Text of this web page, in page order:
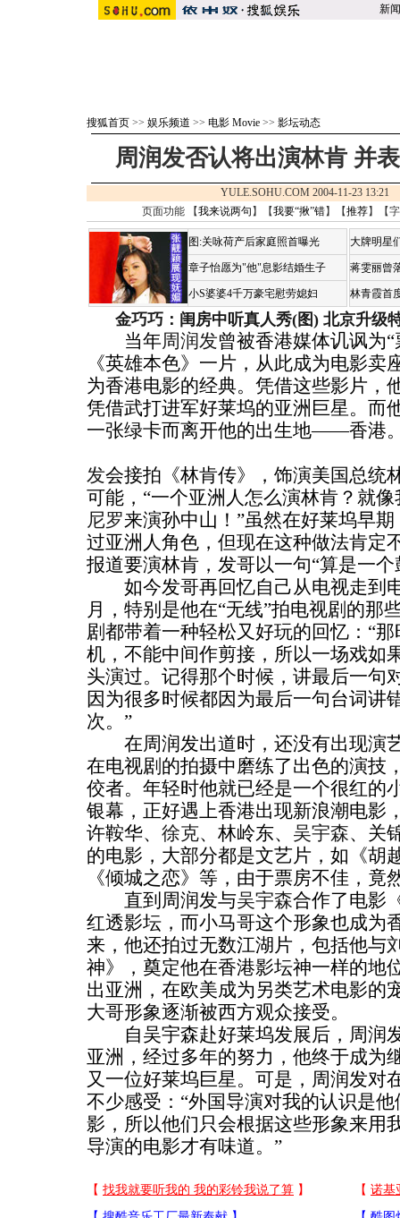
新闻
搜狐首页 >> 娱乐频道 >> 电影 Movie >> 影坛动态
周润发否认将出演林肯 并
YULE.SOHU.COM 2004-11-23
页面功能 【我来说两句 】【我要“揪”错】【推荐】【
图:关咏荷产后家庭照首曝光
章子怡愿为"他"息影结婚生子
小S婆婆4千万豪宅慰劳媳妇
大牌明星
蒋雯丽曾
林青霞首
金巧巧：闺房中听真人秀(图) 北京升级
当年周润发曾被香港媒体讥讽为
《英雄本色》一片，从此成为电影卖
为香港电影的经典。凭借这些影片，
凭借武打进军好莱坞的亚洲巨星。而
一张绿卡而离开他的出生地——香港
发会接拍《林肯传》，饰演美国总统
可能，“一个亚洲人怎么演林肯？就
尼罗来演孙中山！”虽然在好莱坞早
过亚洲人角色，但现在这种做法肯定
报道要演林肯，发哥以一句“算是一
如今发哥再回忆自己从电视走到
月，特别是他在“无线”拍电视剧的那
剧都带着一种轻松又好玩的回忆：“
机，不能中间作剪接，所以一场戏如
头演过。记得那个时候，讲最后一句
因为很多时候都因为最后一句台词讲
次。”
在周润发出道时，还没有出现演
在电视剧的拍摄中磨练了出色的演技
佼者。年轻时他就已经是一个很红的
银幕，正好遇上香港出现新浪潮电影
许鞍华、 徐克、林岭东、 吴宇森、关
的电影，大部分都是文艺片，如《胡
《倾城之恋》等，由于票房不佳，竟
直到周润发与吴宇森合作了电影
红透影坛，而小马哥这个形象也成为
来，他还拍过无数江湖片，包括他与
神》，奠定他在香港影坛神一样的地
出亚洲，在欧美成为另类艺术电影的
大哥形象逐渐被西方观众接受。
自吴宇森赴好莱坞发展后，周润
亚洲，经过多年的努力，他终于成为
又一位好莱坞巨星。可是，周润发对
不少感受：“外国导演对我的认识是
影，所以他们只会根据这些形象来用
导演的电影才有味道。”